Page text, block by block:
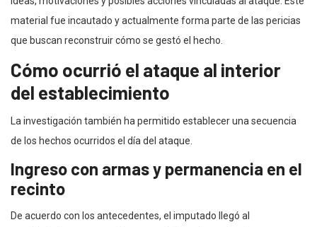
material fue incautado y actualmente forma parte de las pericias
que buscan reconstruir cómo se gestó el hecho.
Cómo ocurrió el ataque al interior
del establecimiento
La investigación también ha permitido establecer una secuencia
de los hechos ocurridos el día del ataque.
Ingreso con armas y permanencia en el
recinto
De acuerdo con los antecedentes, el imputado llegó al